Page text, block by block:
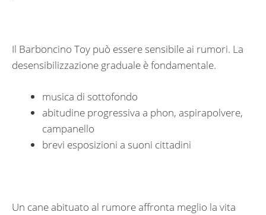
Il Barboncino Toy può essere sensibile ai rumori. La
desensibilizzazione graduale è fondamentale.
musica di sottofondo
abitudine progressiva a phon, aspirapolvere,
campanello
brevi esposizioni a suoni cittadini
Un cane abituato al rumore affronta meglio la vita